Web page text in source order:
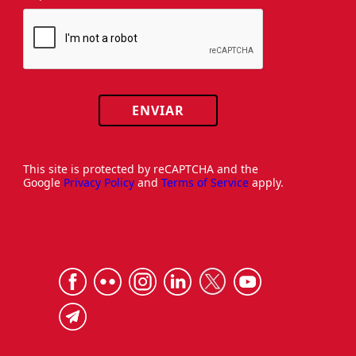
ENVIAR
This site is protected by reCAPTCHA and the
Google Privacy Policy and Terms of Service apply.